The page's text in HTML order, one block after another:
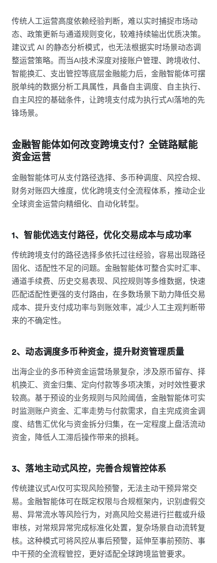
传统人工运营高度依赖经验判断，难以实时捕捉市场动
态、政策更新与通道规则变化，较难持续输出优质决策。
建议式 AI 的静态分析模式，也无法根据实时场景动态调
整运营策略。而当AI技术深度对接账户管理、跨境收付、
智能换汇、支出管控等底层金融能力后，金融智能体可摆
脱单纯的数据分析工具属性，具备自主调度、自主执行、
自主风控的基础条件，让跨境支付成为执行式AI落地的先
锋场景。
金融智能体如何改变跨境支付？全链路赋能
资金运营
金融智能体可从支付路径选择、多币种调度、风控合规、
财务对账四大维度，优化跨境支付全流程体系，推动企业
全球资金运营向精细化、自动化转型。
1、智能优选支付路径，优化交易成本与成功率
传统跨境支付的路径选择多依托过往经验，容易出现路径
固化、适配性不足的问题。金融智能体可整合实时汇率、
通道手续费、历史交易表现、风控规则等多维数据，快速
匹配适配性更强的支付路由，在多数场景下助力降低交易
成本、提升支付成功率与到账效率，减少人工主观判断带
来的不确定性。
2、动态调度多币种资金，提升财资管理质量
出海企业的多币种资金运营场景复杂，涉及原币留存、择
机换汇、资金归集、定向付款等多项决策，对时效性要求
较高。基于预设的业务规则与风险阈值，金融智能体可实
时监测账户资金、汇率走势与付款需求，自主完成资金调
度、结售汇优化与资金拆分归集，在一定程度上盘活流动
资金，降低人工滞后操作带来的损耗。
3、落地主动式风控，完善合规管控体系
传统建议式AI仅可实现风险预警，无法主动干预异常交
易。金融智能体可在既定权限与合规框架内，识别虚假交
易、异常流水等风险行为，对高风险交易进行拦截或升级
审核，对常规异常完成标准化处置，复杂场景自动流转复
核。这种模式可将风控从事后预警，延伸至事前预防、事
中干预的全流程管控，更好适配全球跨境监管要求。